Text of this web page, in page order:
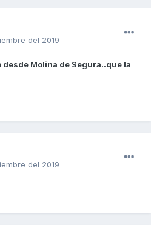
del 2019
Molina de Segura..que la
del 2019